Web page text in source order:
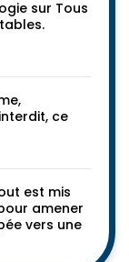
sur Tous
ce
est mis
amener
vers une